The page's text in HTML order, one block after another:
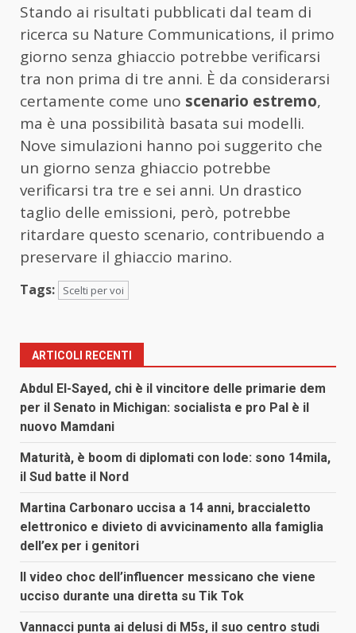
Stando ai risultati pubblicati dal team di
ricerca su Nature Communications, il primo
giorno senza ghiaccio potrebbe verificarsi
tra non prima di tre anni. È da considerarsi
certamente come uno scenario estremo,
ma è una possibilità basata sui modelli.
Nove simulazioni hanno poi suggerito che
un giorno senza ghiaccio potrebbe
verificarsi tra tre e sei anni. Un drastico
taglio delle emissioni, però, potrebbe
ritardare questo scenario, contribuendo a
preservare il ghiaccio marino.
Tags: Scelti per voi
ARTICOLI RECENTI
Abdul El-Sayed, chi è il vincitore delle primarie dem
per il Senato in Michigan: socialista e pro Pal è il
nuovo Mamdani
Maturità, è boom di diplomati con lode: sono 14mila,
il Sud batte il Nord
Martina Carbonaro uccisa a 14 anni, braccialetto
elettronico e divieto di avvicinamento alla famiglia
dell’ex per i genitori
Il video choc dell’influencer messicano che viene
ucciso durante una diretta su Tik Tok
Vannacci punta ai delusi di M5s, il suo centro studi